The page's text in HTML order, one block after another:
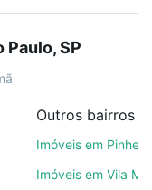
para
compromisso e
corretores e
Paulo, SP
Outros bairros
Imóveis em
Imóveis em Vila